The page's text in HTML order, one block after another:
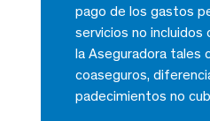
pago de los gastos
servicios no
la Aseguradora tales
coaseguros,
padecimientos no